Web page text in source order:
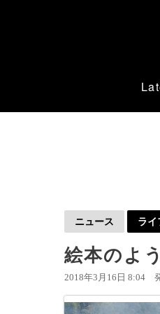
ニュース ライ
絵本のよ
2018年3月16日 8:04